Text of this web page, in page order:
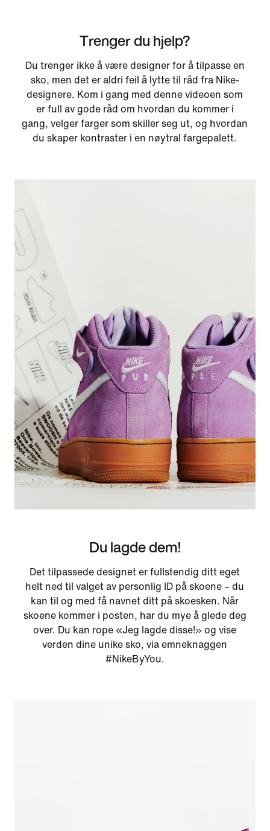
Trenger du hjelp?
Du trenger ikke å være designer for å tilpasse en
sko, men det er aldri feil å lytte til råd fra Nike-
designere. Kom i gang med denne videoen som
er full av gode råd om hvordan du kommer i
gang, velger farger som skiller seg ut, og hvordan
du skaper kontraster i en nøytral fargepalett.
Du lagde dem!
Det tilpassede designet er fullstendig ditt eget
helt ned til valget av personlig ID på skoene – du
kan til og med få navnet ditt på skoesken. Når
skoene kommer i posten, har du mye å glede deg
over. Du kan rope «Jeg lagde disse!» og vise
verden dine unike sko, via emneknaggen
#NikeByYou.